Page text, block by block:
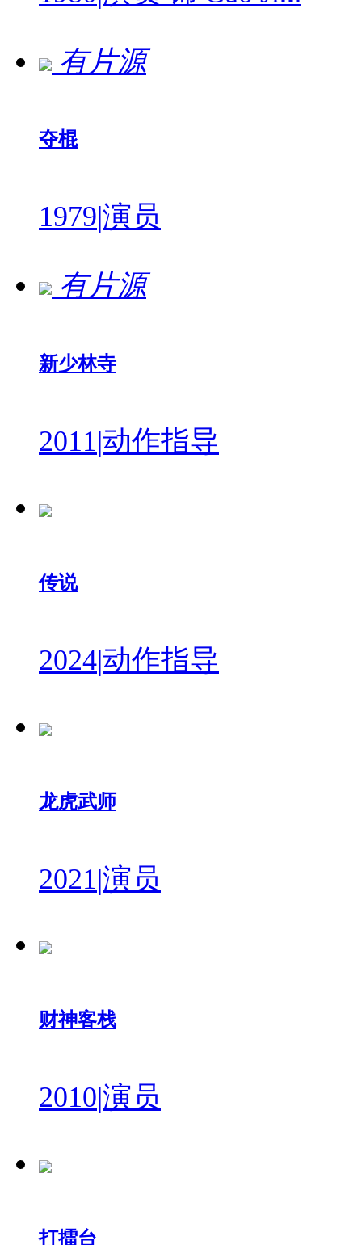
有片源
夺棍
1979|演员
有片源
新少林寺
2011|动作指导
传说
2024|动作指导
龙虎武师
2021|演员
财神客栈
2010|演员
打擂台